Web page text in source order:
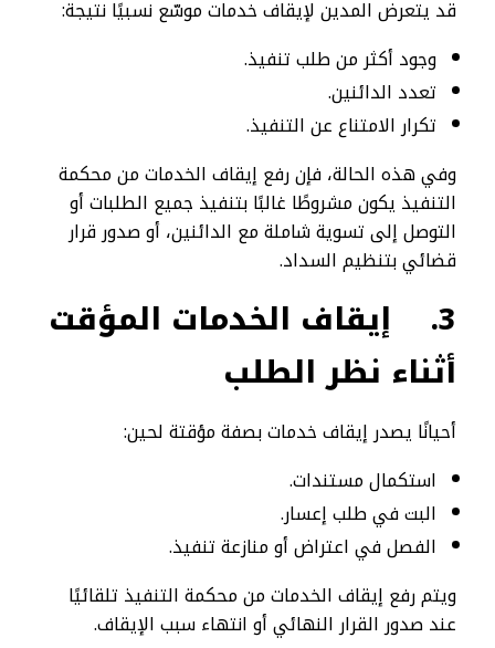
قد يتعرض المدين لإيقاف خدمات موسّع نسبيًا نتيجة:
وجود أكثر من طلب تنفيذ.
تعدد الدائنين.
تكرار الامتناع عن التنفيذ.
وفي هذه الحالة، فإن رفع إيقاف الخدمات من محكمة
التنفيذ يكون مشروطًا غالبًا بتنفيذ جميع الطلبات أو
التوصل إلى تسوية شاملة مع الدائنين، أو صدور قرار
قضائي بتنظيم السداد.
3.
إيقاف الخدمات المؤقت
أثناء نظر الطلب
أحيانًا يصدر إيقاف خدمات بصفة مؤقتة لحين:
استكمال مستندات.
البت في طلب إعسار.
الفصل في اعتراض أو منازعة تنفيذ.
ويتم رفع إيقاف الخدمات من محكمة التنفيذ تلقائيًا
عند صدور القرار النهائي أو انتهاء سبب الإيقاف.